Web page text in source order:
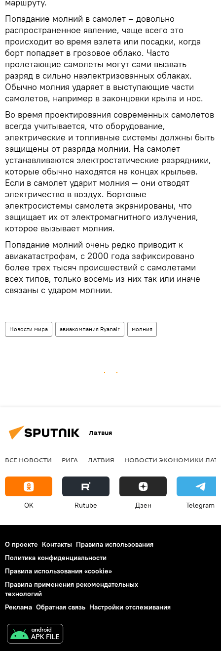
Попадание молний в самолет – довольно
распространенное явление, чаще всего это
происходит во время взлета или посадки, когда
борт попадает в грозовое облако. Часто
пролетающие самолеты могут сами вызвать
разряд в сильно наэлектризованных облаках.
Обычно молния ударяет в выступающие части
самолетов, например в законцовки крыла и нос.
Во время проектирования современных самолетов
всегда учитывается, что оборудование,
электрические и топливные системы должны быть
защищены от разряда молнии. На самолет
устанавливаются электростатические разрядники,
которые обычно находятся на концах крыльев.
Если в самолет ударит молния — они отводят
электричество в воздух. Бортовые
электросистемы самолета экранированы, что
защищает их от электромагнитного излучения,
которое вызывает молния.
Попадание молний очень редко приводит к
авиакатастрофам, с 2000 года зафиксировано
более трех тысяч происшествий с самолетами
всех типов, только восемь из них так или иначе
связаны с ударом молнии.
Новости мира авиакомпания Ryanair молния
Латвия
ВСЕ НОВОСТИ РИГА ЛАТВИЯ НОВОСТИ ЭКОНОМИКИ
OK Rutube Дзен Telegram
О проекте Контакты Правила использования
Политика конфиденциальности
Правила использования «cookie»
Правила применения рекомендательных
технологий
Реклама Обратная связь Настройки отслеживания